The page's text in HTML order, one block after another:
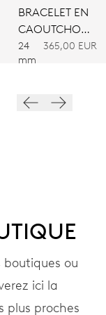
BRACELET EN
CAOUTCHOUC
NOIR
24
mm
365,00 EUR
boutiques ou
ici la
plus proches